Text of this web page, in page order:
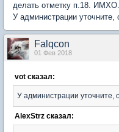
делать отметку п.18. ИМХО.
У администрации уточните,
Falqcon
01 Фев 2018
vot сказал:
У администрации уточните,
AlexStrz сказал: